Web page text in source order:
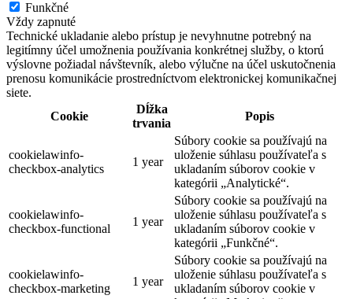
Funkčné
Vždy zapnuté
Technické ukladanie alebo prístup je nevyhnutne potrebný na
legitímny účel umožnenia používania konkrétnej služby, o ktorú
výslovne požiadal návštevník, alebo výlučne na účel uskutočnenia
prenosu komunikácie prostredníctvom elektronickej komunikačnej
siete.
Cookie
Dĺžka
trvania
Popis
cookielawinfo-
checkbox-analytics
1 year
Súbory cookie sa používajú na
uloženie súhlasu používateľa s
ukladaním súborov cookie v
kategórii „Analytické“.
cookielawinfo-
checkbox-functional
1 year
Súbory cookie sa používajú na
uloženie súhlasu používateľa s
ukladaním súborov cookie v
kategórii „Funkčné“.
cookielawinfo-
checkbox-marketing
1 year
Súbory cookie sa používajú na
uloženie súhlasu používateľa s
ukladaním súborov cookie v